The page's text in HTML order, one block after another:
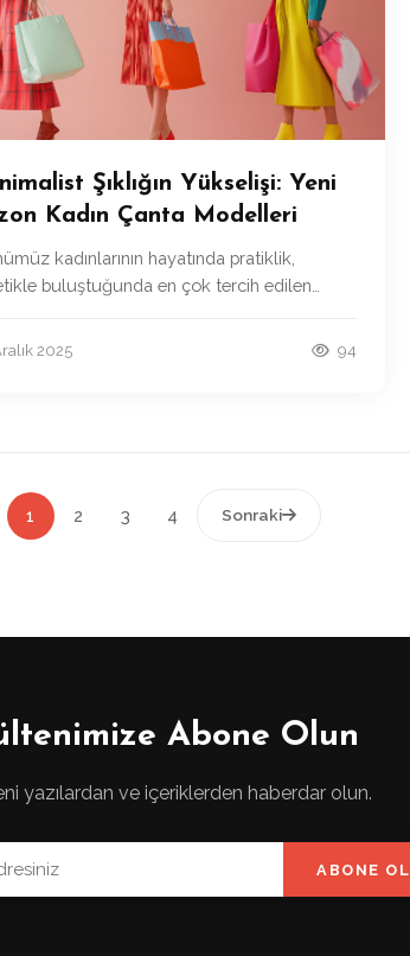
Şıklığın Yükselişi: Yeni
Kadın Çanta Modelleri
kadınlarının hayatında pratiklik,
buluştuğunda en çok tercih edilen
2025 94
1 2 3 4 Sonraki
Abone Olun
yazılardan ve içeriklerden haberdar olun.
ABONE OL